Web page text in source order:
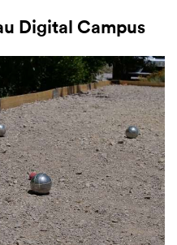
Digital Campus